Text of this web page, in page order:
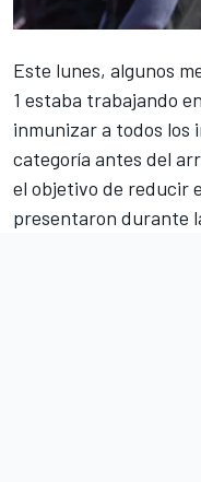
Este lunes, algunos
1 estaba trabajando
inmunizar a todos los
categoría antes del
el objetivo de reducir
presentaron durante